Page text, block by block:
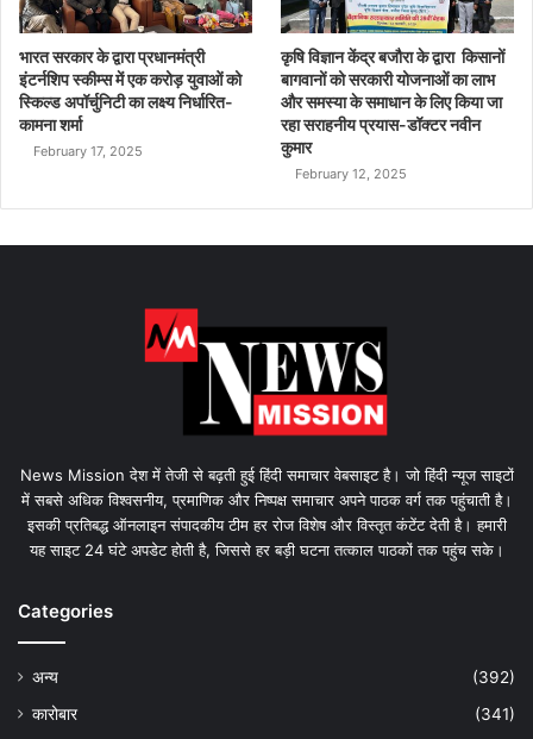
भारत सरकार के द्वारा प्रधानमंत्री
इंटर्नशिप स्कीम्स में एक करोड़ युवाओं को
स्किल्ड अपॉर्चुनिटी का लक्ष्य निर्धारित-
कामना शर्मा
February 17, 2025
कृषि विज्ञान केंद्र बजौरा के द्वारा किसानों
बागवानों को सरकारी योजनाओं का लाभ
और समस्या के समाधान के लिए किया जा
रहा सराहनीय प्रयास-डॉक्टर नवीन
कुमार
February 12, 2025
News Mission देश में तेजी से बढ़ती हुई हिंदी समाचार वेबसाइट है। जो हिंदी न्यूज साइटों
में सबसे अधिक विश्वसनीय, प्रमाणिक और निष्पक्ष समाचार अपने पाठक वर्ग तक पहुंचाती है।
इसकी प्रतिबद्ध ऑनलाइन संपादकीय टीम हर रोज विशेष और विस्तृत कंटेंट देती है। हमारी
यह साइट 24 घंटे अपडेट होती है, जिससे हर बड़ी घटना तत्काल पाठकों तक पहुंच सके।
Categories
अन्य
(392)
कारोबार
(341)